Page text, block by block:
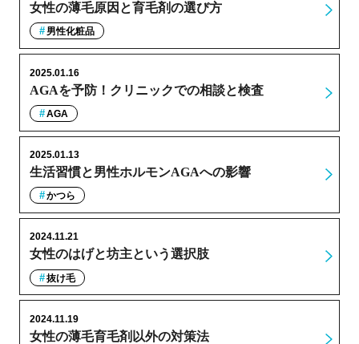
女性の薄毛原因と育毛剤の選び方
男性化粧品
AGAを予防！クリニックでの相談と検査
2025.01.16
AGA
生活習慣と男性ホルモンAGAへの影響
2025.01.13
かつら
女性のはげと坊主という選択肢
2024.11.21
抜け毛
女性の薄毛育毛剤以外の対策法
2024.11.19